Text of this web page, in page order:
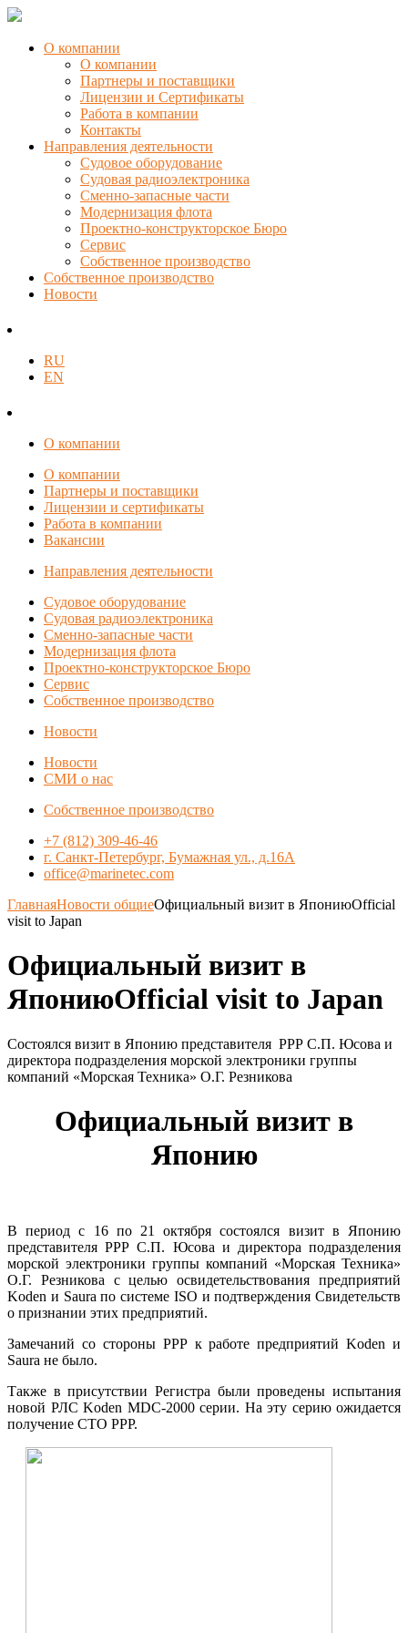
О компании
О компании
Партнеры и поставщики
Лицензии и Сертификаты
Работа в компании
Контакты
Направления деятельности
Судовое оборудование
Судовая радиоэлектроника
Сменно-запасные части
Модернизация флота
Проектно-конструкторское Бюро
Сервис
Собственное производство
Собственное производство
Новости
RU
EN
О компании
О компании
Партнеры и поставщики
Лицензии и сертификаты
Работа в компании
Вакансии
Направления деятельности
Судовое оборудование
Судовая радиоэлектроника
Сменно-запасные части
Модернизация флота
Проектно-конструкторское Бюро
Сервис
Собственное производство
Новости
Новости
СМИ о нас
Собственное производство
+7 (812) 309-46-46
г. Санкт-Петербург, Бумажная ул., д.16А
office@marinetec.com
ГлавнаяНовости общиеОфициальный визит в ЯпониюOfficial
visit to Japan
Официальный визит в
ЯпониюOfficial visit to Japan
Состоялся визит в Японию представителя РРР С.П. Юсова и
директора подразделения морской электроники группы
компаний «Морская Техника» О.Г. Резникова
Официальный визит в
Японию
В период с 16 по 21 октября состоялся визит в Японию
представителя РРР С.П. Юсова и директора подразделения
морской электроники группы компаний «Морская Техника»
О.Г. Резникова с целью освидетельствования предприятий
Koden и Saura по системе ISO и подтверждения Свидетельств
о признании этих предприятий.
Замечаний со стороны РРР к работе предприятий Koden и
Saura не было.
Также в присутствии Регистра были проведены испытания
новой РЛС Koden MDC-2000 серии. На эту серию ожидается
получение СТО РРР.